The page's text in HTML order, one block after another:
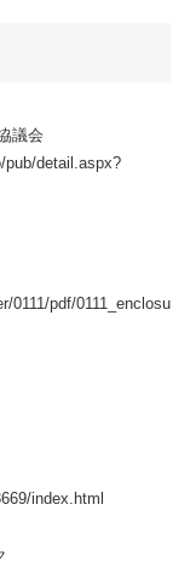
議会
detail.aspx?
0111/pdf/0111_enclosu
index.html